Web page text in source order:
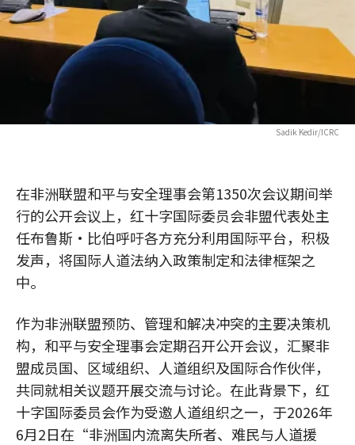
Sadik Kedir/ICRC
在非洲联盟和平与安全理事会第1350次会议期间举
行的公开会议上，红十字国际委员会非盟代表处主
任布鲁斯·比伯呼吁各方充分利用国际平台，积极
发声，将国际人道法纳入政策制定和法律框架之
中。
作为非洲联盟预防、管理和解决冲突的主要决策机
构，和平与安全理事会定期召开公开会议，汇聚非
盟成员国、区域组织、人道组织及国际合作伙伴，
共同就相关议题开展交流与讨论。在此背景下，红
十字国际委员会作为受邀人道组织之一，于2026年
6月2日在“非洲国内流离失所者、难民与人道援